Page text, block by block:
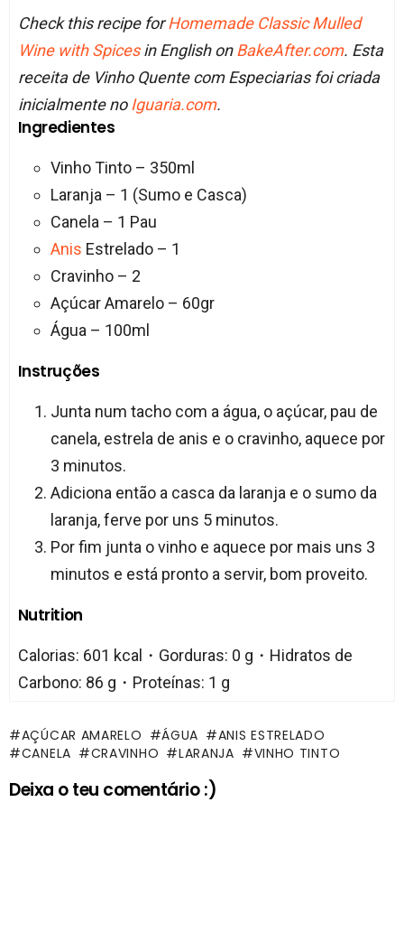
Check this recipe forHomemade Classic Mulled
Wine with Spicesin English onBakeAfter.com. Esta
receita de Vinho Quente com Especiarias foi criada
inicialmente noIguaria.com.
Ingredientes
Vinho Tinto – 350ml
Laranja – 1 (Sumo e Casca)
Canela – 1 Pau
Anis Estrelado – 1
Cravinho – 2
Açúcar Amarelo – 60gr
Água – 100ml
Instruções
Junta num tacho com a água, o açúcar, pau de
canela, estrela de anis e o cravinho, aquece por
3 minutos.
Adiciona então a casca da laranja e o sumo da
laranja, ferve por uns 5 minutos.
Por fim junta o vinho e aquece por mais uns 3
minutos e está pronto a servir, bom proveito.
Nutrition
Calorias: 601 kcal・Gorduras: 0 g・Hidratos de
Carbono: 86 g・Proteínas: 1 g
AÇÚCAR AMARELO ÁGUA
ANIS ESTRELADO
CANELA
CRAVINHO LARANJA VINHO TINTO
Deixa o teu comentário :)